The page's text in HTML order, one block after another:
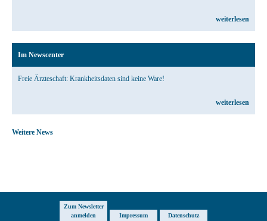
weiterlesen
Im Newscenter
Freie Ärzteschaft: Krankheitsdaten sind keine Ware!
weiterlesen
Weitere News
Zum Newsletter
anmelden
Impressum Datenschutz